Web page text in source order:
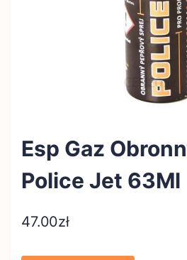
Esp Gaz
Police Jet 63Ml
47.00zł